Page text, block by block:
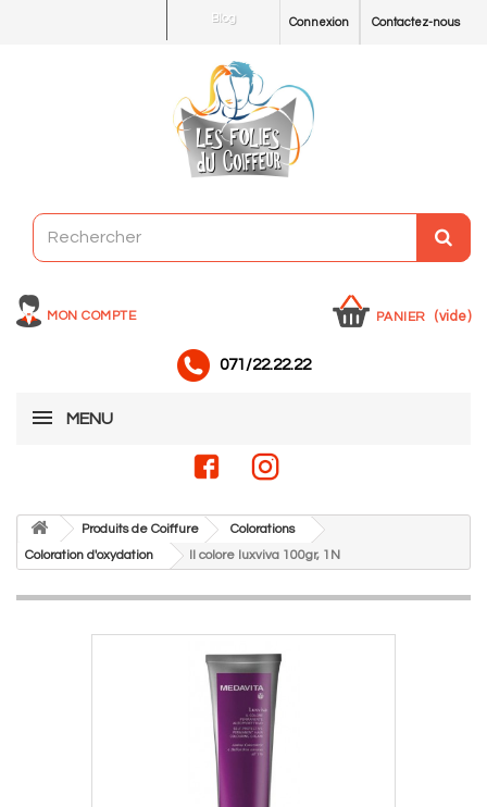
Contactez-nous
Connexion
Blog
MON COMPTE PANIER (vide)
071/22.22.22
MENU
Produits de Coiffure
Colorations
Coloration d'oxydation
Il colore luxviva 100gr, 1N